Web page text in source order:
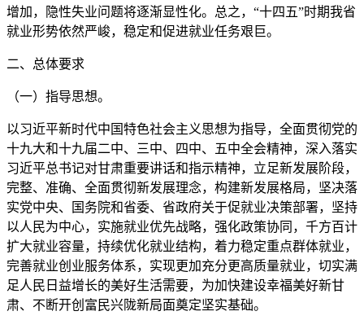
增加，隐性失业问题将逐渐显性化。总之，“十四五”时期我省
就业形势依然严峻，稳定和促进就业任务艰巨。
二、总体要求
（一）指导思想。
以习近平新时代中国特色社会主义思想为指导，全面贯彻党的
十九大和十九届二中、三中、四中、五中全会精神，深入落实
习近平总书记对甘肃重要讲话和指示精神，立足新发展阶段，
完整、准确、全面贯彻新发展理念，构建新发展格局，坚决落
实党中央、国务院和省委、省政府关于促就业决策部署，坚持
以人民为中心，实施就业优先战略，强化政策协同，千方百计
扩大就业容量，持续优化就业结构，着力稳定重点群体就业，
完善就业创业服务体系，实现更加充分更高质量就业，切实满
足人民日益增长的美好生活需要，为加快建设幸福美好新甘
肃、不断开创富民兴陇新局面奠定坚实基础。